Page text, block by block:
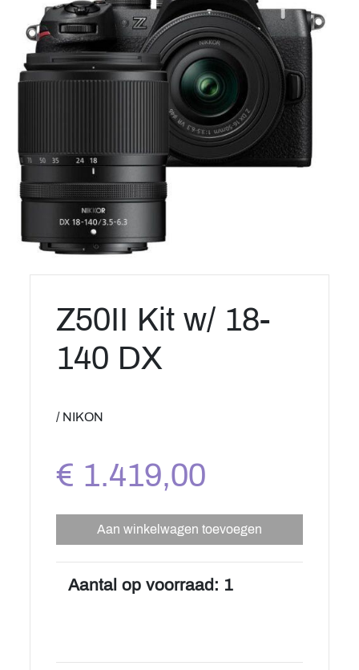
Z50II Kit w/ 18-
140 DX
/ NIKON
€ 1.419,00
Aan winkelwagen toevoegen
Aantal op voorraad: 1